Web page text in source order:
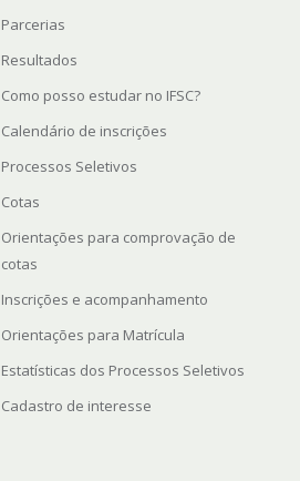
Parcerias
Resultados
Como posso estudar no IFSC?
Calendário de inscrições
Processos Seletivos
Cotas
Orientações para comprovação de
cotas
Inscrições e acompanhamento
Orientações para Matrícula
Estatísticas dos Processos Seletivos
Cadastro de interesse